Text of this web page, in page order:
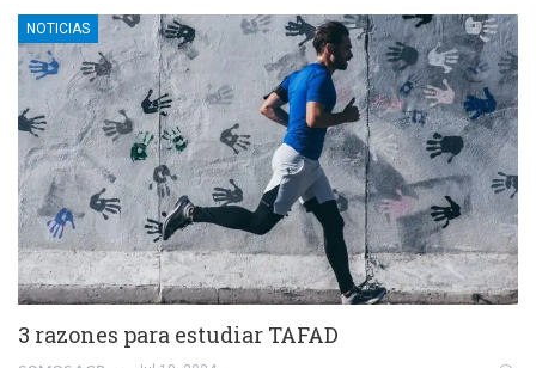
NOTICIAS
3 razones para estudiar TAFAD